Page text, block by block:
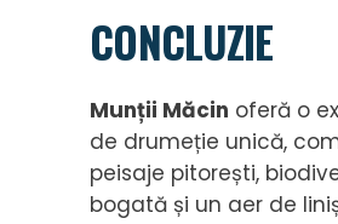
CONCLUZIE
Munții Măcin oferă o
de drumeție unică,
peisaje pitorești,
bogată și un aer de